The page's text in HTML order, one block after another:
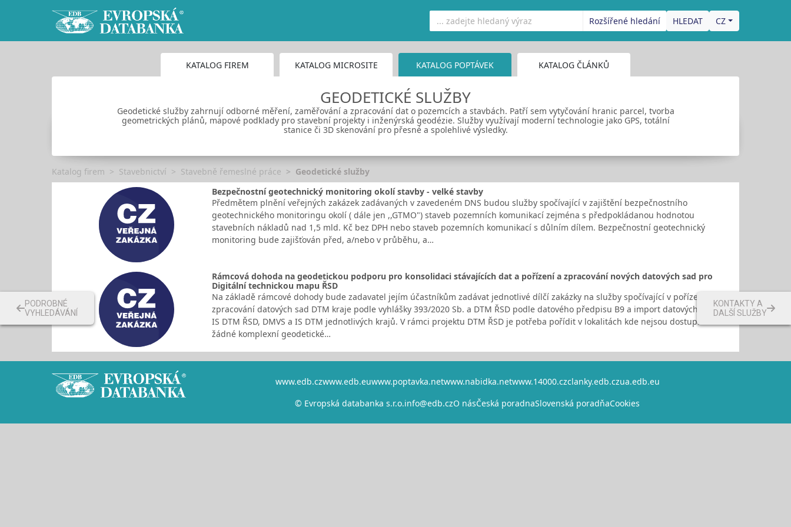
Rozšířené hledání CZ
KATALOG FIREM KATALOG MICROSITE KATALOG POPTÁVEK KATALOG ČLÁNKŮ
GEODETICKÉ SLUŽBY
Geodetické služby zahrnují odborné měření, zaměřování a zpracování dat o pozemcích a stavbách. Patří sem vytyčování hranic parcel, tvorba
geometrických plánů, mapové podklady pro stavební projekty i inženýrská geodézie. Služby využívají moderní technologie jako GPS, totální
stanice či 3D skenování pro přesné a spolehlivé výsledky.
Katalog firem Stavebnictví Stavebně řemeslné práce
Geodetické služby
Bezpečnostní geotechnický monitoring okolí stavby - velké stavby
Předmětem plnění veřejných zakázek zadávaných v zavedeném DNS budou služby spočívající v zajištění bezpečnostního
geotechnického monitoringu okolí ( dále jen ,,GTMO") staveb pozemních komunikací zejména s předpokládanou hodnotou
stavebních nákladů nad 1,5 mld. Kč bez DPH nebo staveb pozemních komunikací s důlním dílem. Bezpečnostní geotechnický
monitoring bude zajišťován před, a/nebo v průběhu, a…
Rámcová dohoda na geodetickou podporu pro konsolidaci stávajících dat a pořízení a zpracování nových datových sad pro
Digitální technickou mapu ŘSD
Na základě rámcové dohody bude zadavatel jejím účastníkům zadávat jednotlivé dílčí zakázky na služby spočívající v pořízení,
zpracování datových sad DTM kraje podle vyhlášky 393/2020 Sb. a DTM ŘSD podle datového předpisu B9 a import datových sad do
IS DTM ŘSD, DMVS a IS DTM jednotlivých krajů. V rámci projektu DTM ŘSD je potřeba pořídit v lokalitách kde nejsou dostupné
žádné komplexní geodetické…
www.edb.czwww.edb.euwww.poptavka.netwww.nabidka.netwww.14000.czclanky.edb.czua.edb.eu
© Evropská databanka s.r.o.info@edb.czO násČeská poradnaSlovenská poradňaCookies
KONTAKTY A
DALŠÍ SLUŽBY
PODROBNÉ
VYHLEDÁVÁNÍ